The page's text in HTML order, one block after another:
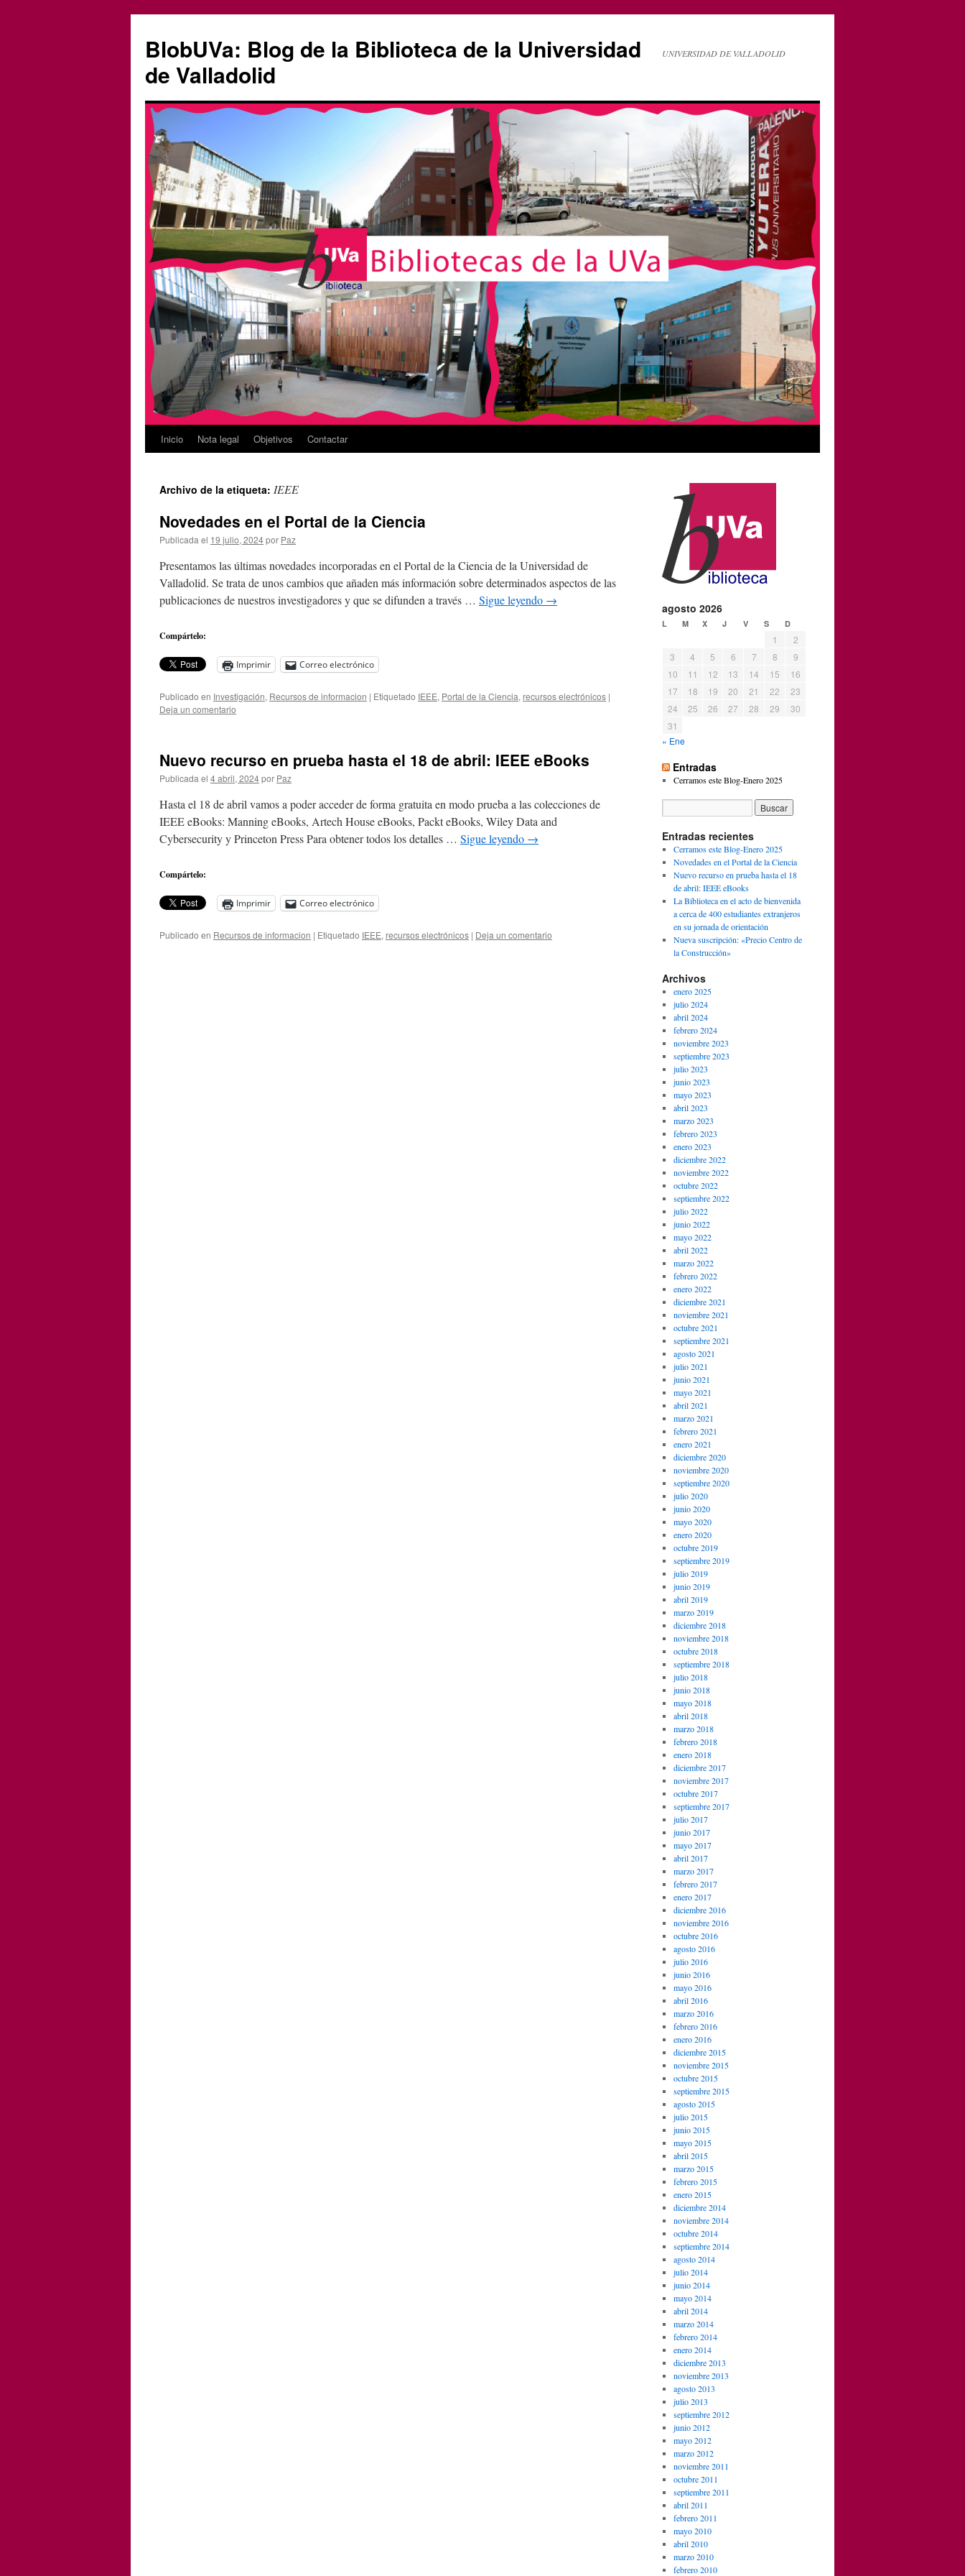
contenido
BlobUVa: Blog de la Biblioteca de la Universidad
de Valladolid
UNIVERSIDAD DE VALLADOLID
Inicio Nota legal Objetivos Contactar
Archivo de la etiqueta: IEEE
Novedades en el Portal de la Ciencia
Publicada el 19 julio, 2024por Paz
Presentamos las últimas novedades incorporadas en el Portal de la Ciencia de la Universidad de
Valladolid. Se trata de unos cambios que añaden más información sobre determinados aspectos de las
publicaciones de nuestros investigadores y que se difunden a través … Sigue leyendo →
Compártelo:
Imprimir Correo electrónico
Publicado en Investigación, Recursos de informacion | Etiquetado IEEE, Portal de la Ciencia, recursos electrónicos |
Deja un comentario
Nuevo recurso en prueba hasta el 18 de abril: IEEE eBooks
Publicada el 4 abril, 2024por Paz
Hasta el 18 de abril vamos a poder acceder de forma gratuita en modo prueba a las colecciones de
IEEE eBooks: Manning eBooks, Artech House eBooks, Packt eBooks, Wiley Data and
Cybersecurity y Princeton Press Para obtener todos los detalles … Sigue leyendo →
Compártelo:
Imprimir Correo electrónico
Publicado en Recursos de informacion | Etiquetado IEEE, recursos electrónicos | Deja un comentario
agosto 2026
L M X J V S D
1
2
3
4 5 6 7 8
9
10
11 12 13 14 15
16
17
18 19 20 21 22
23
24
25 26 27 28 29
30
31
« Ene
Entradas
Cerramos este Blog-Enero 2025
Entradas recientes
Cerramos este Blog-Enero 2025
Novedades en el Portal de la Ciencia
Nuevo recurso en prueba hasta el 18
de abril: IEEE eBooks
La Biblioteca en el acto de bienvenida
a cerca de 400 estudiantes extranjeros
en su jornada de orientación
Nueva suscripción: «Precio Centro de
la Construcción»
Archivos
enero 2025
julio 2024
abril 2024
febrero 2024
noviembre 2023
septiembre 2023
julio 2023
junio 2023
mayo 2023
abril 2023
marzo 2023
febrero 2023
enero 2023
diciembre 2022
noviembre 2022
octubre 2022
septiembre 2022
julio 2022
junio 2022
mayo 2022
abril 2022
marzo 2022
febrero 2022
enero 2022
diciembre 2021
noviembre 2021
octubre 2021
septiembre 2021
agosto 2021
julio 2021
junio 2021
mayo 2021
abril 2021
marzo 2021
febrero 2021
enero 2021
diciembre 2020
noviembre 2020
septiembre 2020
julio 2020
junio 2020
mayo 2020
enero 2020
octubre 2019
septiembre 2019
julio 2019
junio 2019
abril 2019
marzo 2019
diciembre 2018
noviembre 2018
octubre 2018
septiembre 2018
julio 2018
junio 2018
mayo 2018
abril 2018
marzo 2018
febrero 2018
enero 2018
diciembre 2017
noviembre 2017
octubre 2017
septiembre 2017
julio 2017
junio 2017
mayo 2017
abril 2017
marzo 2017
febrero 2017
enero 2017
diciembre 2016
noviembre 2016
octubre 2016
agosto 2016
julio 2016
junio 2016
mayo 2016
abril 2016
marzo 2016
febrero 2016
enero 2016
diciembre 2015
noviembre 2015
octubre 2015
septiembre 2015
agosto 2015
julio 2015
junio 2015
mayo 2015
abril 2015
marzo 2015
febrero 2015
enero 2015
diciembre 2014
noviembre 2014
octubre 2014
septiembre 2014
agosto 2014
julio 2014
junio 2014
mayo 2014
abril 2014
marzo 2014
febrero 2014
enero 2014
diciembre 2013
noviembre 2013
agosto 2013
julio 2013
septiembre 2012
junio 2012
mayo 2012
marzo 2012
noviembre 2011
octubre 2011
septiembre 2011
abril 2011
febrero 2011
mayo 2010
abril 2010
marzo 2010
febrero 2010